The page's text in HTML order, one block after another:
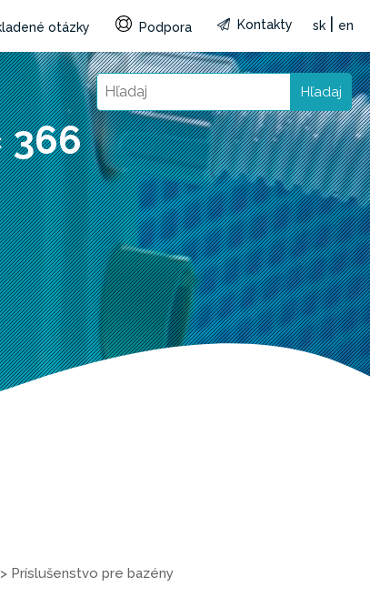
otázky Podpora Kontakty sk en
Hľadaj
366
> Príslušenstvo pre bazény